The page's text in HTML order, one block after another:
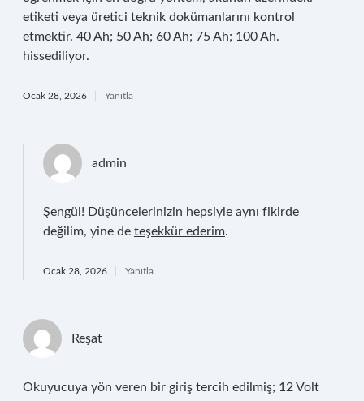
etiketi veya üretici teknik dokümanlarını kontrol
etmektir. 40 Ah; 50 Ah; 60 Ah; 75 Ah; 100 Ah.
hissediliyor.
Ocak 28, 2026 Yanıtla
admin
Şengül! Düşüncelerinizin hepsiyle aynı fikirde
değilim, yine de teşekkür ederim.
Ocak 28, 2026 Yanıtla
Reşat
Okuyucuya yön veren bir giriş tercih edilmiş; 12 Volt